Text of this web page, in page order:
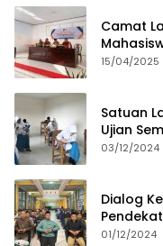
Camat
15/04/2025
Satuan
Ujian
Proses
03/12/2024
Dialog
01/12/2024